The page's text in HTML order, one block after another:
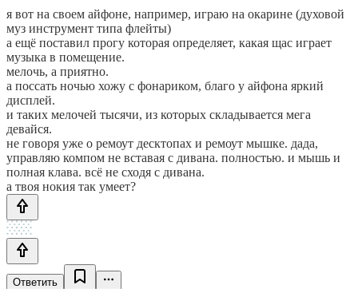
я вот на своем айфоне, например, играю на окарине (духовой
муз инструмент типа флейты)
а ещё поставил прогу которая определяет, какая щас играет
музыка в помещение.
мелочь, а приятно.
а поссать ночью хожу с фонариком, благо у айфона яркий
дисплей.
и таких мелочей тысячи, из которых складывается мега
девайся.
не говоря уже о ремоут десктопах и ремоут мышке. дада,
управляю компом не вставая с дивана. полностью. и мышь и
полная клава. всё не сходя с дивана.
а твоя нокия так умеет?
Ответить